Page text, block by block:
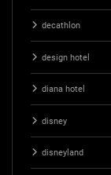
decathlon
design hotel
diana hotel
disney
disneyland